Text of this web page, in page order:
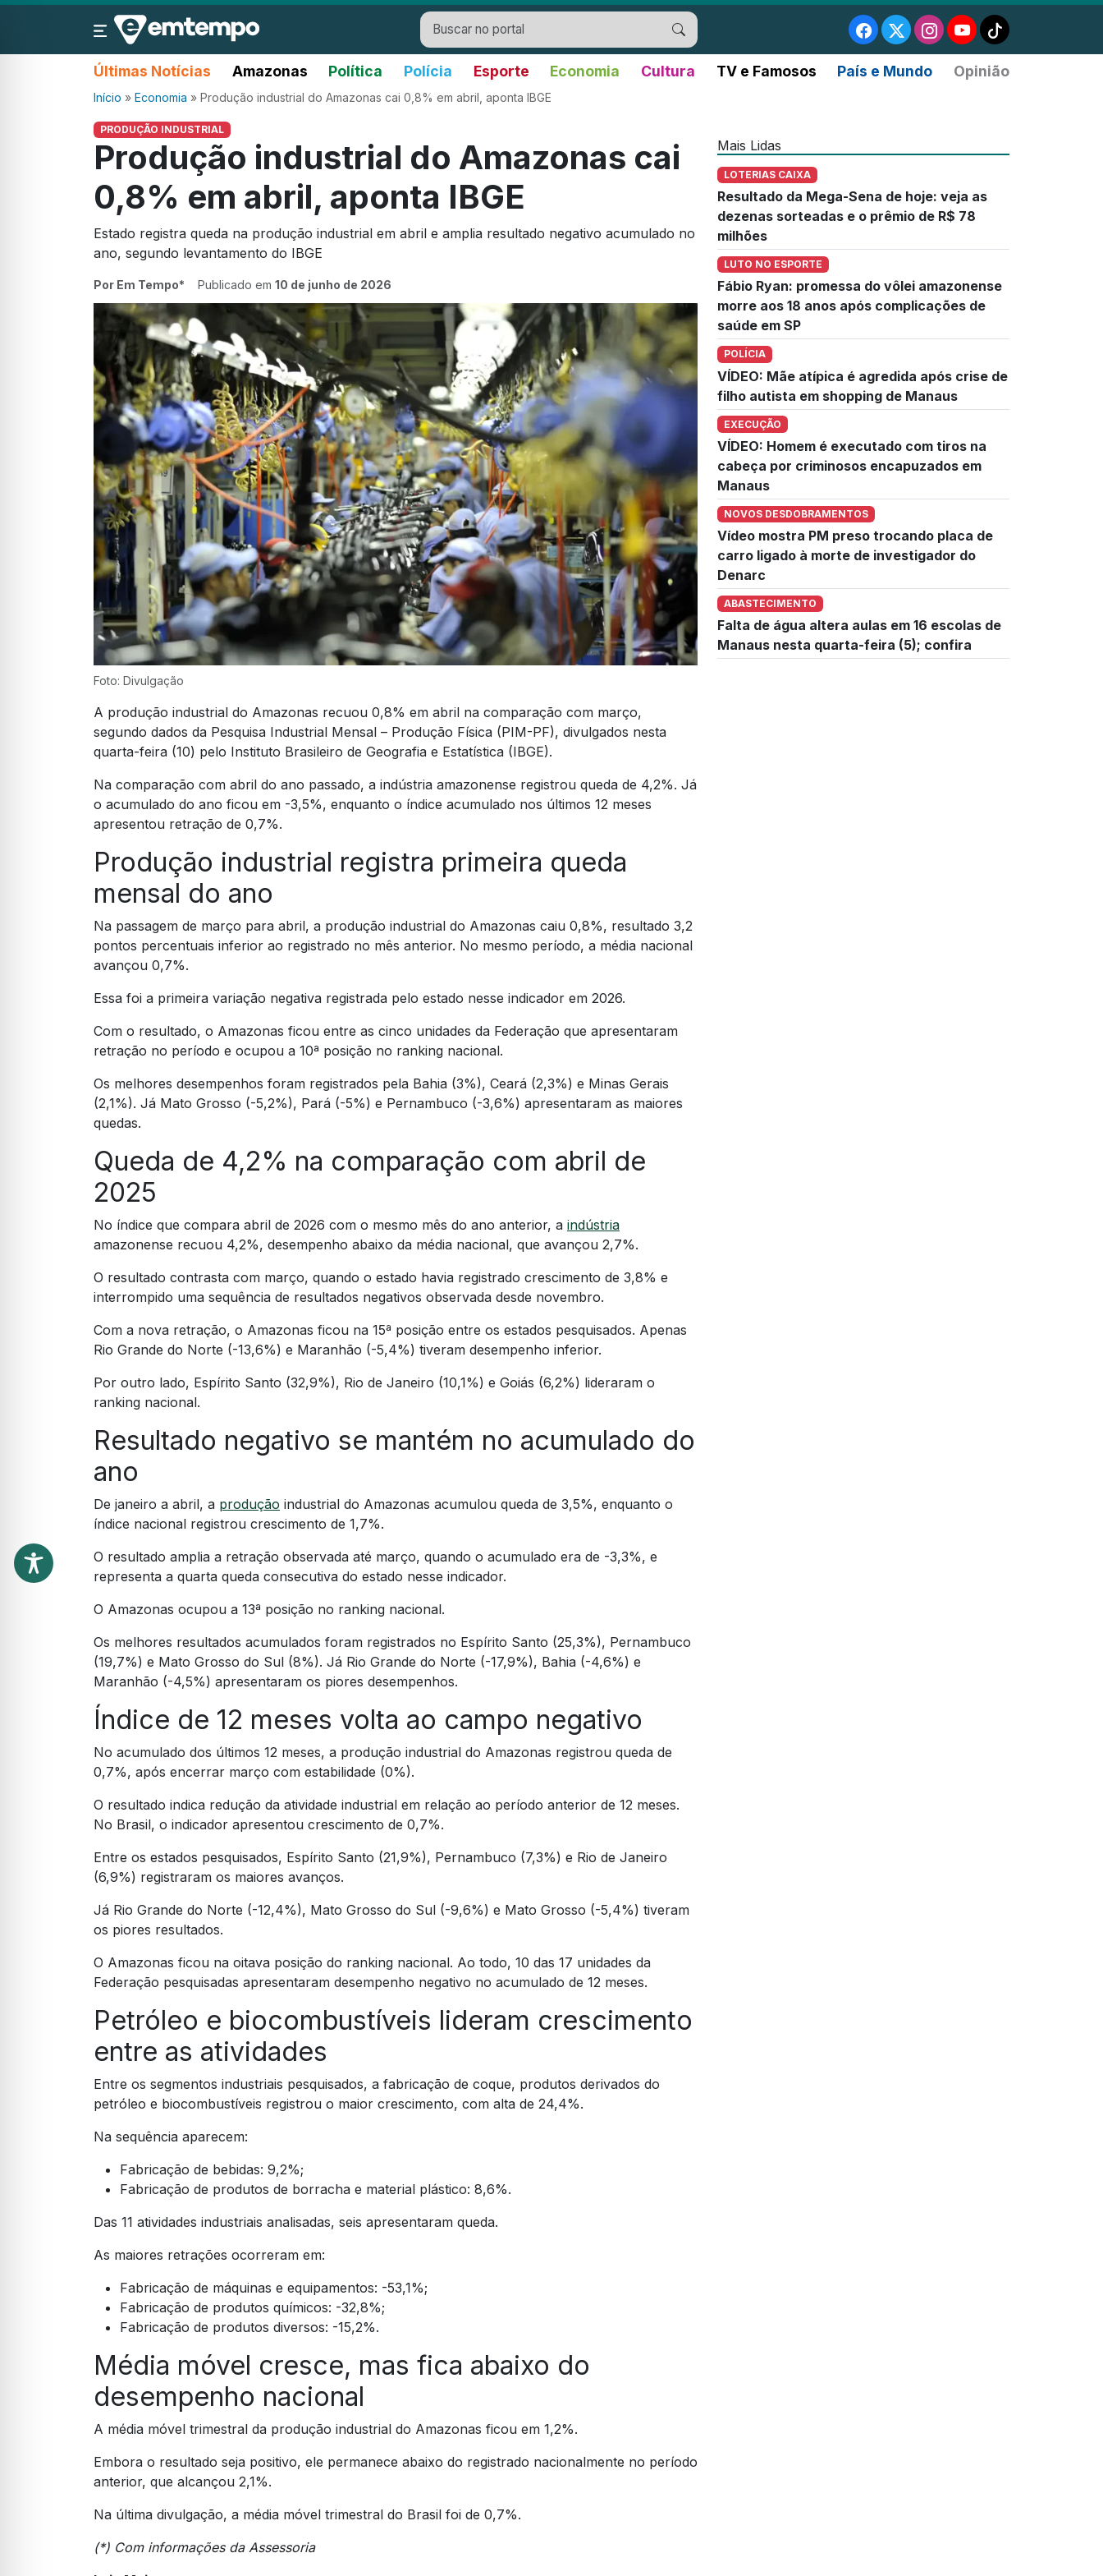
Últimas Notícias Amazonas Política Polícia Esporte Economia Cultura TV e Famosos País e Mundo Opinião
Início » Economia » Produção industrial do Amazonas cai 0,8% em abril, aponta IBGE
PRODUÇÃO INDUSTRIAL
Produção industrial do Amazonas cai
0,8% em abril, aponta IBGE
Estado registra queda na produção industrial em abril e amplia resultado negativo acumulado no
ano, segundo levantamento do IBGE
Por Em Tempo* Publicado em 10 de junho de 2026
Foto: Divulgação
A produção industrial do Amazonas recuou 0,8% em abril na comparação com março,
segundo dados da Pesquisa Industrial Mensal – Produção Física (PIM-PF), divulgados nesta
quarta-feira (10) pelo Instituto Brasileiro de Geografia e Estatística (IBGE).
Na comparação com abril do ano passado, a indústria amazonense registrou queda de 4,2%. Já
o acumulado do ano ficou em -3,5%, enquanto o índice acumulado nos últimos 12 meses
apresentou retração de 0,7%.
Produção industrial registra primeira queda
mensal do ano
Na passagem de março para abril, a produção industrial do Amazonas caiu 0,8%, resultado 3,2
pontos percentuais inferior ao registrado no mês anterior. No mesmo período, a média nacional
avançou 0,7%.
Essa foi a primeira variação negativa registrada pelo estado nesse indicador em 2026.
Com o resultado, o Amazonas ficou entre as cinco unidades da Federação que apresentaram
retração no período e ocupou a 10ª posição no ranking nacional.
Os melhores desempenhos foram registrados pela Bahia (3%), Ceará (2,3%) e Minas Gerais
(2,1%). Já Mato Grosso (-5,2%), Pará (-5%) e Pernambuco (-3,6%) apresentaram as maiores
quedas.
Queda de 4,2% na comparação com abril de
2025
No índice que compara abril de 2026 com o mesmo mês do ano anterior, a indústria
amazonense recuou 4,2%, desempenho abaixo da média nacional, que avançou 2,7%.
O resultado contrasta com março, quando o estado havia registrado crescimento de 3,8% e
interrompido uma sequência de resultados negativos observada desde novembro.
Com a nova retração, o Amazonas ficou na 15ª posição entre os estados pesquisados. Apenas
Rio Grande do Norte (-13,6%) e Maranhão (-5,4%) tiveram desempenho inferior.
Por outro lado, Espírito Santo (32,9%), Rio de Janeiro (10,1%) e Goiás (6,2%) lideraram o
ranking nacional.
Resultado negativo se mantém no acumulado do
ano
De janeiro a abril, a produção industrial do Amazonas acumulou queda de 3,5%, enquanto o
índice nacional registrou crescimento de 1,7%.
O resultado amplia a retração observada até março, quando o acumulado era de -3,3%, e
representa a quarta queda consecutiva do estado nesse indicador.
O Amazonas ocupou a 13ª posição no ranking nacional.
Os melhores resultados acumulados foram registrados no Espírito Santo (25,3%), Pernambuco
(19,7%) e Mato Grosso do Sul (8%). Já Rio Grande do Norte (-17,9%), Bahia (-4,6%) e
Maranhão (-4,5%) apresentaram os piores desempenhos.
Índice de 12 meses volta ao campo negativo
No acumulado dos últimos 12 meses, a produção industrial do Amazonas registrou queda de
0,7%, após encerrar março com estabilidade (0%).
O resultado indica redução da atividade industrial em relação ao período anterior de 12 meses.
No Brasil, o indicador apresentou crescimento de 0,7%.
Entre os estados pesquisados, Espírito Santo (21,9%), Pernambuco (7,3%) e Rio de Janeiro
(6,9%) registraram os maiores avanços.
Já Rio Grande do Norte (-12,4%), Mato Grosso do Sul (-9,6%) e Mato Grosso (-5,4%) tiveram
os piores resultados.
O Amazonas ficou na oitava posição do ranking nacional. Ao todo, 10 das 17 unidades da
Federação pesquisadas apresentaram desempenho negativo no acumulado de 12 meses.
Petróleo e biocombustíveis lideram crescimento
entre as atividades
Entre os segmentos industriais pesquisados, a fabricação de coque, produtos derivados do
petróleo e biocombustíveis registrou o maior crescimento, com alta de 24,4%.
Na sequência aparecem:
Fabricação de bebidas: 9,2%;
Fabricação de produtos de borracha e material plástico: 8,6%.
Das 11 atividades industriais analisadas, seis apresentaram queda.
As maiores retrações ocorreram em:
Fabricação de máquinas e equipamentos: -53,1%;
Fabricação de produtos químicos: -32,8%;
Fabricação de produtos diversos: -15,2%.
Média móvel cresce, mas fica abaixo do
desempenho nacional
A média móvel trimestral da produção industrial do Amazonas ficou em 1,2%.
Embora o resultado seja positivo, ele permanece abaixo do registrado nacionalmente no período
anterior, que alcançou 2,1%.
Na última divulgação, a média móvel trimestral do Brasil foi de 0,7%.
(*) Com informações da Assessoria
Mais Lidas
LOTERIAS CAIXA
Resultado da Mega-Sena de hoje: veja as
dezenas sorteadas e o prêmio de R$ 78
milhões
LUTO NO ESPORTE
Fábio Ryan: promessa do vôlei amazonense
morre aos 18 anos após complicações de
saúde em SP
POLÍCIA
VÍDEO: Mãe atípica é agredida após crise de
filho autista em shopping de Manaus
EXECUÇÃO
VÍDEO: Homem é executado com tiros na
cabeça por criminosos encapuzados em
Manaus
NOVOS DESDOBRAMENTOS
Vídeo mostra PM preso trocando placa de
carro ligado à morte de investigador do
Denarc
ABASTECIMENTO
Falta de água altera aulas em 16 escolas de
Manaus nesta quarta-feira (5); confira